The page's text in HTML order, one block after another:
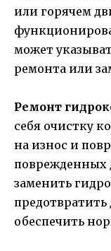
или горячем
может
ремонта или
Ремонт
себя очистку
на износ и
поврежденных
заменить
обеспечить